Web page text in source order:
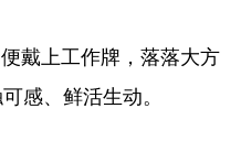
戴上工作牌，落落大方
感、鲜活生动。